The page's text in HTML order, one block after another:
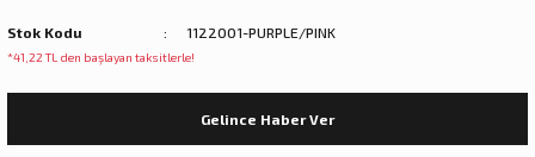
Stok Kodu 1122001-PURPLE/PINK
*41,22 TL den başlayan taksitlerle!
Gelince Haber Ver